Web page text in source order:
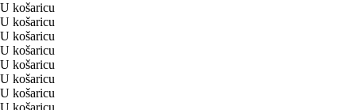
U košaricu
U košaricu
U košaricu
U košaricu
U košaricu
U košaricu
U košaricu
U košaricu